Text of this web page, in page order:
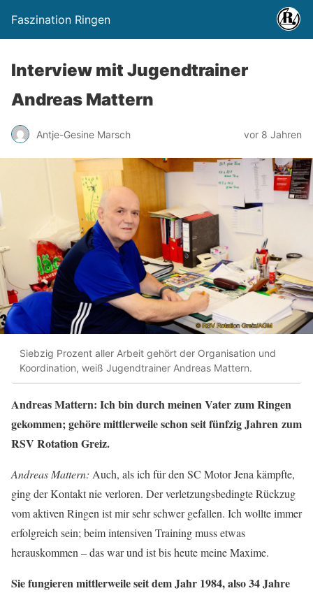
Faszination Ringen
Interview mit Jugendtrainer
Andreas Mattern
Antje-Gesine Marsch vor 8 Jahren
Siebzig Prozent aller Arbeit gehört der Organisation und
Koordination, weiß Jugendtrainer Andreas Mattern.
Andreas Mattern: Ich bin durch meinen Vater zum Ringen
gekommen; gehöre mittlerweile schon seit fünfzig Jahren zum
RSV Rotation Greiz.
Andreas Mattern: Auch, als ich für den SC Motor Jena kämpfte,
ging der Kontakt nie verloren. Der verletzungsbedingte Rückzug
vom aktiven Ringen ist mir sehr schwer gefallen. Ich wollte immer
erfolgreich sein; beim intensiven Training muss etwas
herauskommen – das war und ist bis heute meine Maxime.
Sie fungieren mittlerweile seit dem Jahr 1984, also 34 Jahre